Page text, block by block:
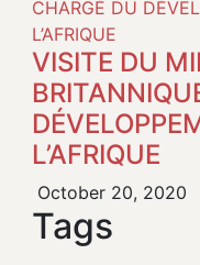
VISITE DU
L’AFRIQUE
October 20, 2020
Tags